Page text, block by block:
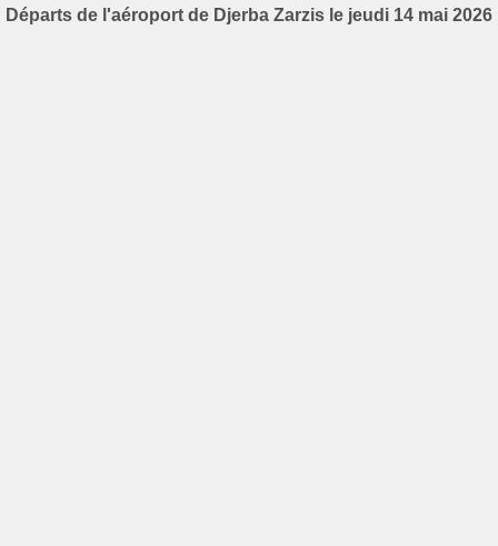
Départs de l'aéroport de Djerba Zarzis le jeudi 14 mai 2026